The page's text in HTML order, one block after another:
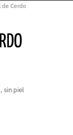
Cerdo
sin piel